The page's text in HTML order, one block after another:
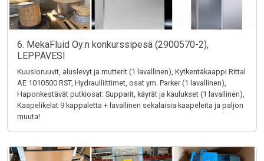
6. MekaFluid Oy:n konkurssipesä (2900570-2),
LEPPÄVESI
Kuusioruuvit, aluslevyt ja mutterit (1 lavallinen), Kytkentäkaappi Rittal
AE 1010500 RST, Hydraulliittimet, osat ym. Parker (1 lavallinen),
Haponkestävät putkiosat: Supparit, käyrät ja kaulukset (1 lavallinen),
Kaapelikelat 9 kappaletta + lavallinen sekalaisia kaapeleita ja paljon
muuta!